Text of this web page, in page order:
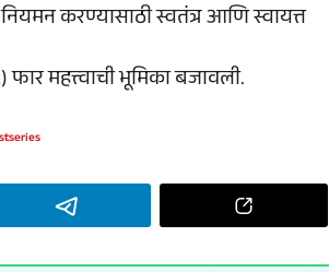
करण्यासाठी स्वतंत्र आणि स्वायत्त
महत्त्वाची भूमिका बजावली.